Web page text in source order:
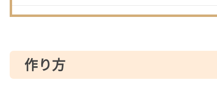
作り方